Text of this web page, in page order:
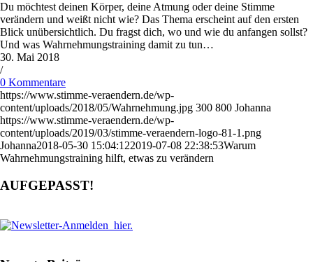
Du möchtest deinen Körper, deine Atmung oder deine Stimme
verändern und weißt nicht wie? Das Thema erscheint auf den ersten
Blick unübersichtlich. Du fragst dich, wo und wie du anfangen sollst?
Und was Wahrnehmungstraining damit zu tun…
30. Mai 2018
/
0 Kommentare
https://www.stimme-veraendern.de/wp-
content/uploads/2018/05/Wahrnehmung.jpg 300 800 Johanna
https://www.stimme-veraendern.de/wp-
content/uploads/2019/03/stimme-veraendern-logo-81-1.png
Johanna2018-05-30 15:04:122019-07-08 22:38:53Warum
Wahrnehmungstraining hilft, etwas zu verändern
AUFGEPASST!